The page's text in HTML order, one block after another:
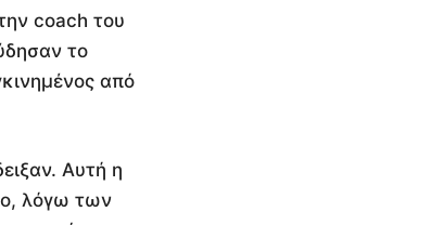
coach του
το
από
Αυτή η
λόγω των